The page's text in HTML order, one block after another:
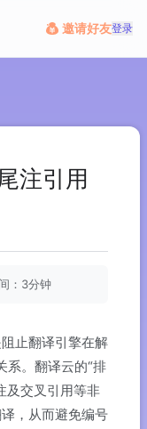
邀请好友登录
注引用
：3分钟
止翻译引擎在解
系。翻译云的“排
及交叉引用等非
，从而避免编号